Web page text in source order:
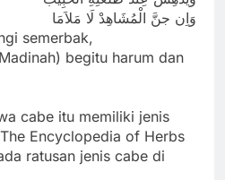
وَاِن جنَّ الْمُشَاهِدْ لَا مَلاَمَا
semerbak,
begitu harum dan
cabe itu memiliki jenis
Encyclopedia of Herbs
ratusan jenis cabe di